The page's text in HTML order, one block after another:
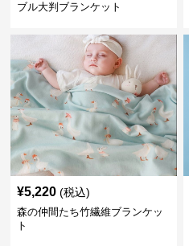
ブル大判ブランケット
¥5,220 (税込)
森の仲間たち竹繊維ブランケッ
ト